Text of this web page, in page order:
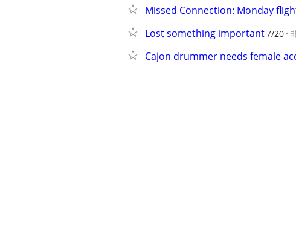
Missed Connection: Monday
Lost something important7/20
Cajon drummer needs female